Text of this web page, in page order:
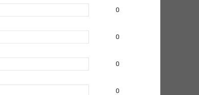
0
0
0
0